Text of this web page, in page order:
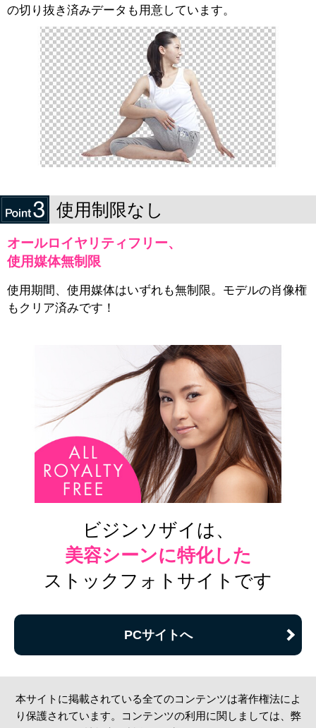
の切り抜き済みデータも用意しています。
使用制限なし
オールロイヤリティフリー、
使用媒体無制限
使用期間、使用媒体はいずれも無制限。モデルの肖像権
もクリア済みです！
ビジンソザイは、
美容シーンに特化した
ストックフォトサイトです
PCサイトへ
本サイトに掲載されている全てのコンテンツは著作権法によ
り保護されています。コンテンツの利用に関しましては、弊